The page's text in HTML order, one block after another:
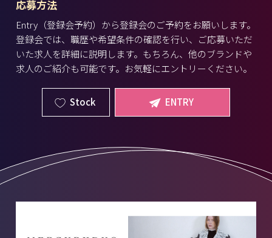
応募方法
Entry（登録会予約）から登録会のご予約をお願いします。
登録会では、職歴や希望条件の確認を行い、ご応募いただ
いた求人を詳細に説明します。もちろん、他のブランドや
求人のご紹介も可能です。お気軽にエントリーください。
Stock ENTRY